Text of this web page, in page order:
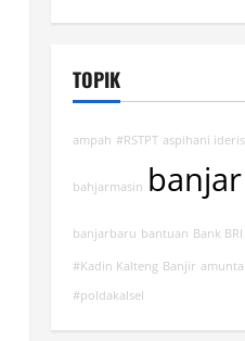
TOPIK
ampah #RSTPT aspihani ideris
bahjarmasin banjar
banjarbaru bantuan Bank BRI
#Kadin Kalteng Banjir amuntai
#poldakalsel